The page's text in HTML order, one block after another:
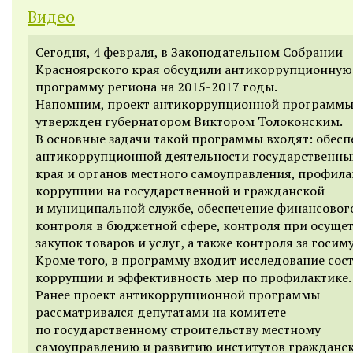
Видео
Сегодня, 4 февраля, в Законодательном Собрании
Красноярского края обсудили антикоррупционную
программу региона на 2015-2017 годы.
Напомним, проект антикоррупционной
утвержден губернатором Виктором Толоконским.
В основные задачи такой программы входят:
антикоррупционной деятельности
края и органов местного самоуправления,
коррупции на государственной и гражданской
и муниципальной службе, обеспечение
контроля в бюджетной сфере, контроля при
закупок товаров и услуг, а также контроля за
Кроме того, в программу входит исследование
коррупции и эффективность мер по профилактике.
Ранее проект антикоррупционной программы
рассматривался депутатами на комитете
по государственному строительству местному
самоуправлению и развитию институтов